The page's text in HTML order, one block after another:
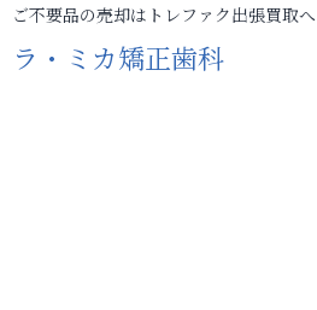
ご不要品の売却はトレファク出張買取へ
ラ・ミカ矯正歯科